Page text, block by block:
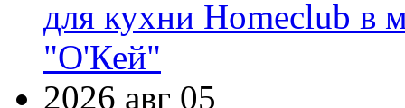
для кухни Homeclub в
"О'Кей"
2026 авг 05